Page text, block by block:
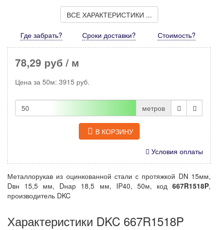
ВСЕ ХАРАКТЕРИСТИКИ ...
Где забрать? Сроки доставки? Стоимость?
78,29 руб / м
Цена за 50м: 3915 руб.
метров
В КОРЗИНУ
Условия оплаты
Металлорукав из оцинкованной стали с протяжкой DN 15мм,
Dвн 15,5 мм, Dнар 18,5 мм, IP40, 50м, код 667R1518P,
производитель DKC
Характеристики DKC 667R1518P